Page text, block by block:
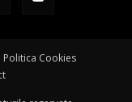
Politica Cookies